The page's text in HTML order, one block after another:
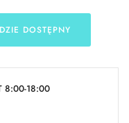
DOSTĘPNY
8:00-18:00